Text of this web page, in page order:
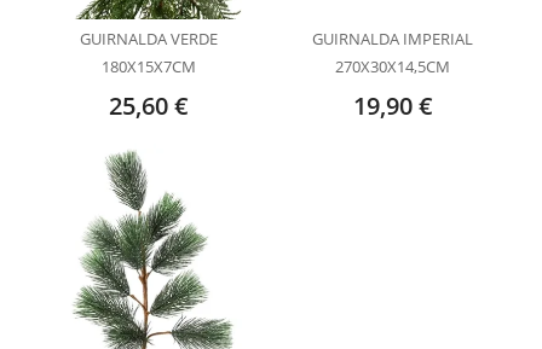
GUIRNALDA VERDE
180X15X7CM
25,60 €
GUIRNALDA IMPERIAL
270X30X14,5CM
19,90 €